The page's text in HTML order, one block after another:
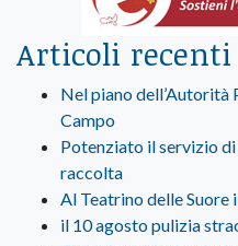
Articoli recenti
Nel piano dell’Autorità
Campo
Potenziato il servizio
raccolta
Al Teatrino delle Suore
il 10 agosto pulizia